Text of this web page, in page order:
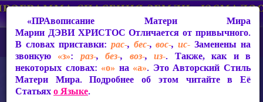
«ПРАвописание Матери Мира
Марии ДЭВИ ХРИСТОС Отличается от привычного.
В словах приставки: рас-, бес-,вос-,ис- Заменены на
звонкую «з»: раз-,без-, воз-,из-. Также, как и в
некоторых словах: «о» на «а». Это Авторский Стиль
Матери Мира. Подробнее об этом читайте в Её
Статьяхо Языке.